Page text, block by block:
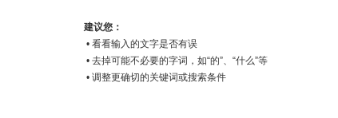
建议您：
• 看看输入的文字是否有误
• 去掉可能不必要的字词，如“的”、“什么”等
• 调整更确切的关键词或搜索条件